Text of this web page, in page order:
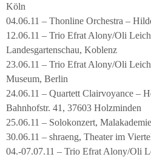
Köln
04.06.11 – Thonline Orchestra –
12.06.11 – Trio Efrat Alony/Oli
Landesgartenschau, Koblenz
23.06.11 – Trio Efrat Alony/Oli
Museum, Berlin
24.06.11 – Quartett Clairvoyance –
Bahnhofstr. 41, 37603 Holzminden
25.06.11 – Solokonzert,
30.06.11 – shraeng, Theater im
04.-07.07.11 – Trio Efrat Alony/Oli